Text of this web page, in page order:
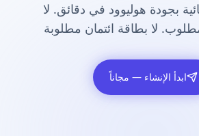
بجودة هوليوود في دقائق. لا
ابدأ الإنشاء — مجاناً